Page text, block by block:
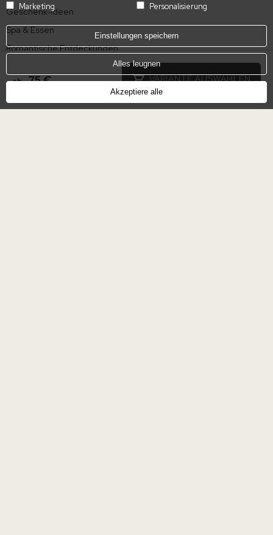
Marketing
Personalisierung
Einstellungen speichern
Alles leugnen
Akzeptiere alle
ab 75 € VARIANTE AUSWÄHLEN
Geschenk-Ideen
Spa & Essen
Romantische Entdeckungen
Standorte